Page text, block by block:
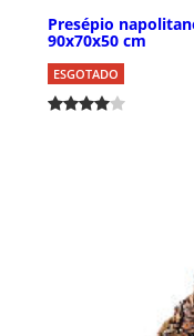
Presépio
90x70x50 cm
ESGOTADO